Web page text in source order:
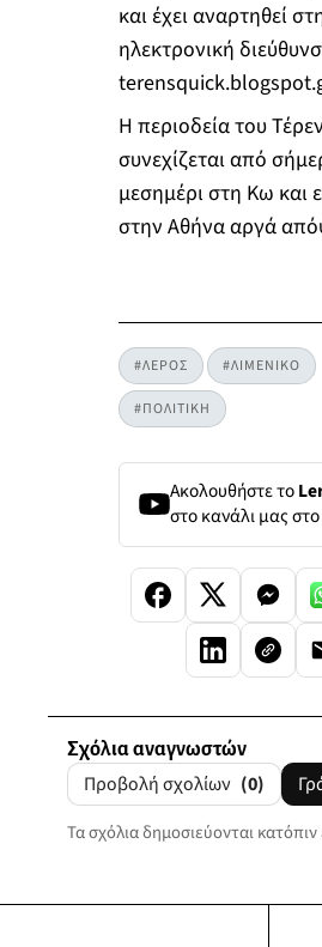
και έχει αναρτηθεί
ηλεκτρονική
Η περιοδεία του
συνεχίζεται από
μεσημέρι στη Κω και
στην Αθήνα αργά
#ΛΕΡΟΣ #ΛΙΜΕΝΙΚΟ
#ΠΟΛΙΤΙΚΗ
Ακολουθήστε το
στο κανάλι μας στο
Σχόλια αναγνωστών
Προβολή σχολίων (0)
Τα σχόλια δημοσιεύονται κατόπιν